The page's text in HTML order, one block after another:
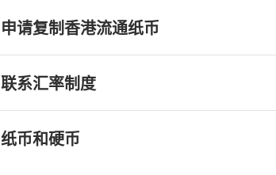
申请复制香港流通纸币
联系汇率制度
纸币和硬币